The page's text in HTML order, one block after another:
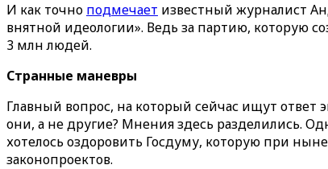
И как точно подмечает известный журналист
внятной идеологии». Ведь за партию, которую
3 млн людей.
Странные маневры
Главный вопрос, на который сейчас ищут
они, а не другие? Мнения здесь разделились.
хотелось оздоровить Госдуму, которую при
законопроектов.